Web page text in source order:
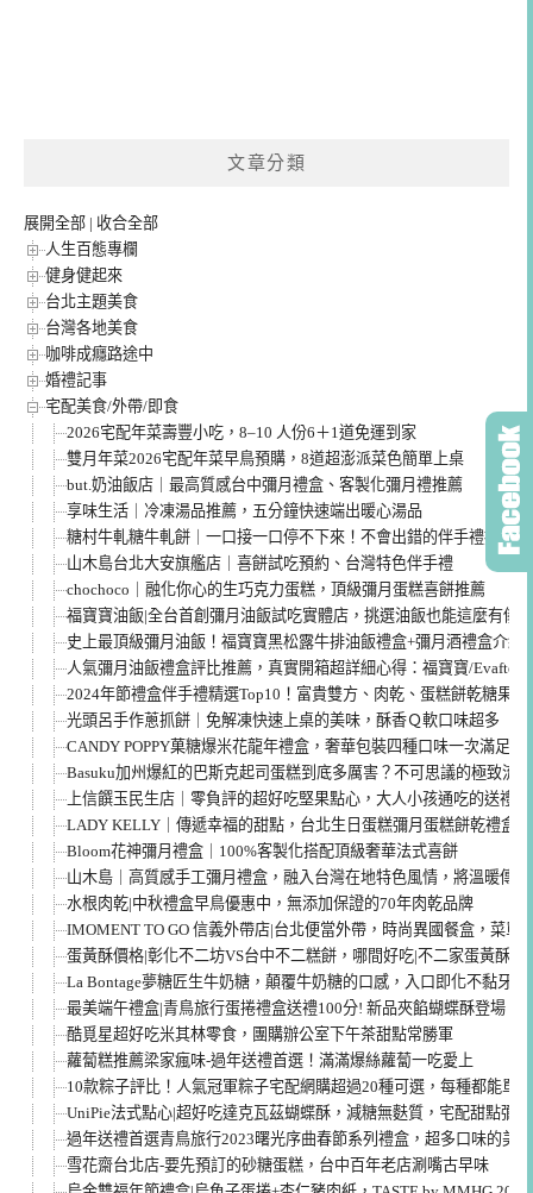
文章分類
展開全部 | 收合全部
人生百態專欄
健身健起來
台北主題美食
台灣各地美食
咖啡成癮路途中
婚禮記事
宅配美食/外帶/即食
2026宅配年菜壽豐小吃，8–10 人份6＋1道免運到家
雙月年菜2026宅配年菜早鳥預購，8道超澎派菜色簡單上桌
but.奶油飯店｜最高質感台中彌月禮盒、客製化彌月禮推薦
享味生活｜冷凍湯品推薦，五分鐘快速端出暖心湯品
糖村牛軋糖牛軋餅｜一口接一口停不下來！不會出錯的伴手禮推薦
山木島台北大安旗艦店｜喜餅試吃預約、台灣特色伴手禮
chochoco｜融化你心的生巧克力蛋糕，頂級彌月蛋糕喜餅推薦
福寶寶油飯|全台首創彌月油飯試吃實體店，挑選油飯也能這麼有儀
史上最頂級彌月油飯！福寶寶黑松露牛排油飯禮盒+彌月酒禮盒介紹
人氣彌月油飯禮盒評比推薦，真實開箱超詳細心得：福寶寶/Evafter/
2024年節禮盒伴手禮精選Top10！富貴雙方、肉乾、蛋糕餅乾糖果禮
光頭呂手作蔥抓餅｜免解凍快速上桌的美味，酥香Ｑ軟口味超多
CANDY POPPY菓糖爆米花龍年禮盒，奢華包裝四種口味一次滿足
Basuku加州爆紅的巴斯克起司蛋糕到底多厲害？不可思議的極致流
上信饌玉民生店｜零負評的超好吃堅果點心，大人小孩通吃的送禮
LADY KELLY｜傳遞幸福的甜點，台北生日蛋糕彌月蛋糕餅乾禮盒
Bloom花神彌月禮盒｜100%客製化搭配頂級奢華法式喜餅
山木島｜高質感手工彌月禮盒，融入台灣在地特色風情，將溫暖傳
水根肉乾|中秋禮盒早鳥優惠中，無添加保證的70年肉乾品牌
IMOMENT TO GO 信義外帶店|台北便當外帶，時尚異國餐盒，菜單
蛋黃酥價格|彰化不二坊VS台中不二糕餅，哪間好吃|不二家蛋黃酥評
La Bontage夢糖匠生牛奶糖，顛覆牛奶糖的口感，入口即化不黏牙
最美端午禮盒|青鳥旅行蛋捲禮盒送禮100分! 新品夾餡蝴蝶酥登場！
酷覓星超好吃米其林零食，團購辦公室下午茶甜點常勝軍
蘿蔔糕推薦梁家瘋味-過年送禮首選！滿滿爆絲蘿蔔一吃愛上
10款粽子評比！人氣冠軍粽子宅配網購超過20種可選，每種都能單
UniPie法式點心|超好吃達克瓦茲蝴蝶酥，減糖無麩質，宅配甜點彌
過年送禮首選青鳥旅行2023曙光序曲春節系列禮盒，超多口味的美
雪花齋台北店-要先預訂的砂糖蛋糕，台中百年老店涮嘴古早味